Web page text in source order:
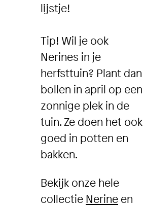
lijstje!
Tip! Wil je ook
Nerines in je
herfsttuin? Plant dan
bollen in april op een
zonnige plek in de
tuin. Ze doen het ook
goed in potten en
bakken.
Bekijk onze hele
collectie Nerine en